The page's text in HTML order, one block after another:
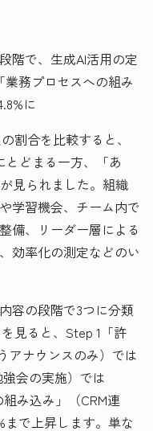
階で、生成AI活用の定
務プロセスへの組み
に
割合を比較すると、
とどまる一方、「あ
見られました。組織
学習機会、チーム内で
備、リーダー層による
効率化の測定などのい
容の段階で3つに分類
見ると、Step 1「許
アナウンスのみ）では
会の実施）では
み込み」（CRM連
まで上昇します。単な